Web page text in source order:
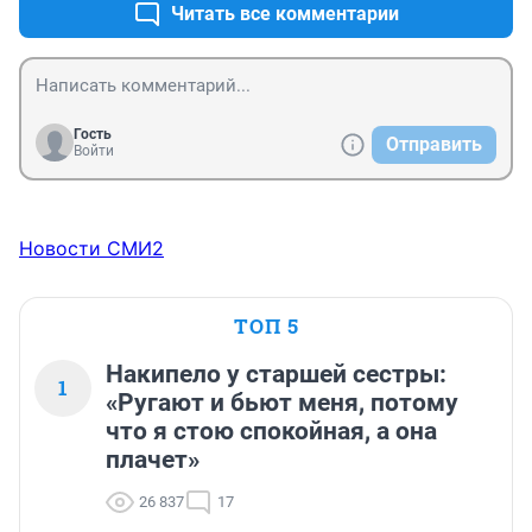
Читать все комментарии
Гость
Войти
Отправить
Новости СМИ2
ТОП 5
1
Накипело у старшей сестры:
«Ругают и бьют меня, потому
что я стою спокойная, а она
плачет»
26 837 17